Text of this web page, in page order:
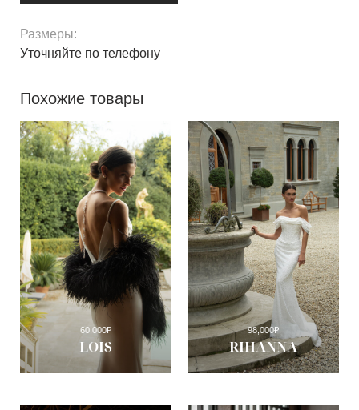
Размеры:
Уточняйте по телефону
Похожие товары
LOIS
60,000₽
RIHANNA
98,000₽